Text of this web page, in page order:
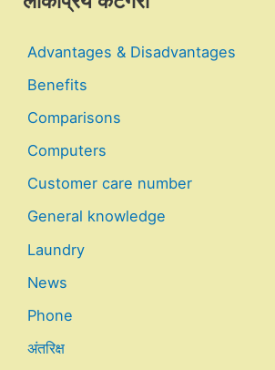
Advantages & Disadvantages
Benefits
Comparisons
Computers
Customer care number
General knowledge
Laundry
News
Phone
अंतरिक्ष